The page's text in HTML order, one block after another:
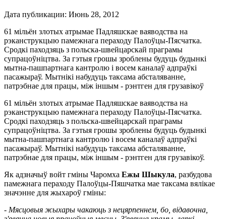
Дата публикации: Июнь 28, 2012
61 мільён злотых атрымае Падляшскае ваяводства на
рэканструкцыю памежнага пераходу Палоўцы-Пясчатка.
Сродкі паходзяць з польска-швейцарскай праграмы
супрацоўніцтва. За гэтыя грошы зроблены будуць будынкі
мытна-пашпартнага кантролю і восем каналаў адпраўкі
пасажыраў. Мытнікі набудуць таксама абсталяванне,
патрэбнае для працы, між іншым - рэнтген для грузавікоў
61 мільён злотых атрымае Падляшскае ваяводства на
рэканструкцыю памежнага пераходу Палоўцы-Пясчатка.
Сродкі паходзяць з польска-швейцарскай праграмы
супрацоўніцтва. За гэтыя грошы зроблены будуць будынкі
мытна-пашпартнага кантролю і восем каналаў адпраўкі
пасажыраў. Мытнікі набудуць таксама абсталяванне,
патрэбнае для працы, між іншым - рэнтген для грузавікоў.
Як адзначыў войт гміны Чаромха Ежы Шыкула, разбудова
памежнага пераходу Палоўцы-Пяшчатка мае таксама вялікае
значэнне для жыхароў гміны:
- Мясцовыя жыхары чакаюць з нецярпеннем, бо, відавочна,